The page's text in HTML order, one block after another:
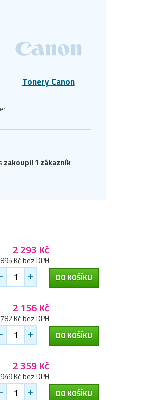
Tonery Canon
zakoupil 1 zákazník
2 293 Kč
Kč bez DPH
- + DO KOŠÍKU
2 156 Kč
Kč bez DPH
- + DO KOŠÍKU
2 359 Kč
Kč bez DPH
- + DO KOŠÍKU